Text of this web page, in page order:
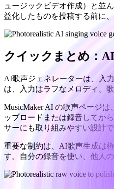
ュージックビデオ作成）と並
益化したものを投稿する前に
クイックまとめ：
AI歌声ジェネレーターは、入
は、入力はラフなメロディ、
MusicMaker AI の歌声ページ
ップロードまたは録音してか
サーにも取り組みやすい設計で
重要な制約は、AI歌声生成は
す。自分の録音を使い、他人